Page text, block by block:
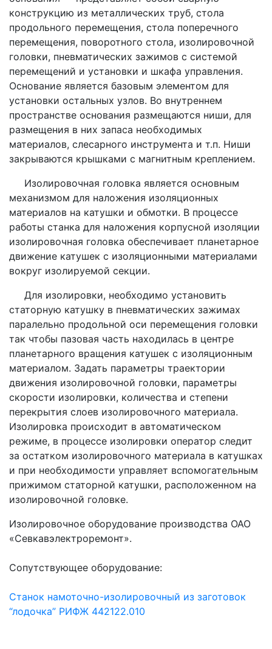
конструкцию из металлических труб, стола
продольного перемещения, стола поперечного
перемещения, поворотного стола, изолировочной
головки, пневматических зажимов с системой
перемещений и установки и шкафа управления.
Основание является базовым элементом для
установки остальных узлов. Во внутреннем
пространстве основания размещаются ниши, для
размещения в них запаса необходимых
материалов, слесарного инструмента и т.п. Ниши
закрываются крышками с магнитным креплением.
Изолировочная головка является основным
механизмом для наложения изоляционных
материалов на катушки и обмотки. В процессе
работы станка для наложения корпусной изоляции
изолировочная головка обеспечивает планетарное
движение катушек с изоляционными материалами
вокруг изолируемой секции.
Для изолировки, необходимо установить
статорную катушку в пневматических зажимах
паралельно продольной оси перемещения головки
так чтобы пазовая часть находилась в центре
планетарного вращения катушек с изоляционным
материалом. Задать параметры траектории
движения изолировочной головки, параметры
скорости изолировки, количества и степени
перекрытия слоев изолировочного материала.
Изолировка происходит в автоматическом
режиме, в процессе изолировки оператор следит
за остатком изолировочного материала в катушках
и при необходимости управляет вспомогательным
прижимом статорной катушки, расположенном на
изолировочной головке.
Изолировочное оборудование производства ОАО
«Севкавэлектроремонт».
Сопутствующее оборудование:
Станок намоточно-изолировочный из заготовок
“лодочка” РИФЖ 442122.010